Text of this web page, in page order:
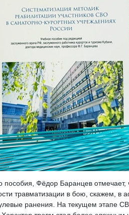
Фёдор Баранцев
травматизации в бою, скажем, в
ранения. На текущем этапе